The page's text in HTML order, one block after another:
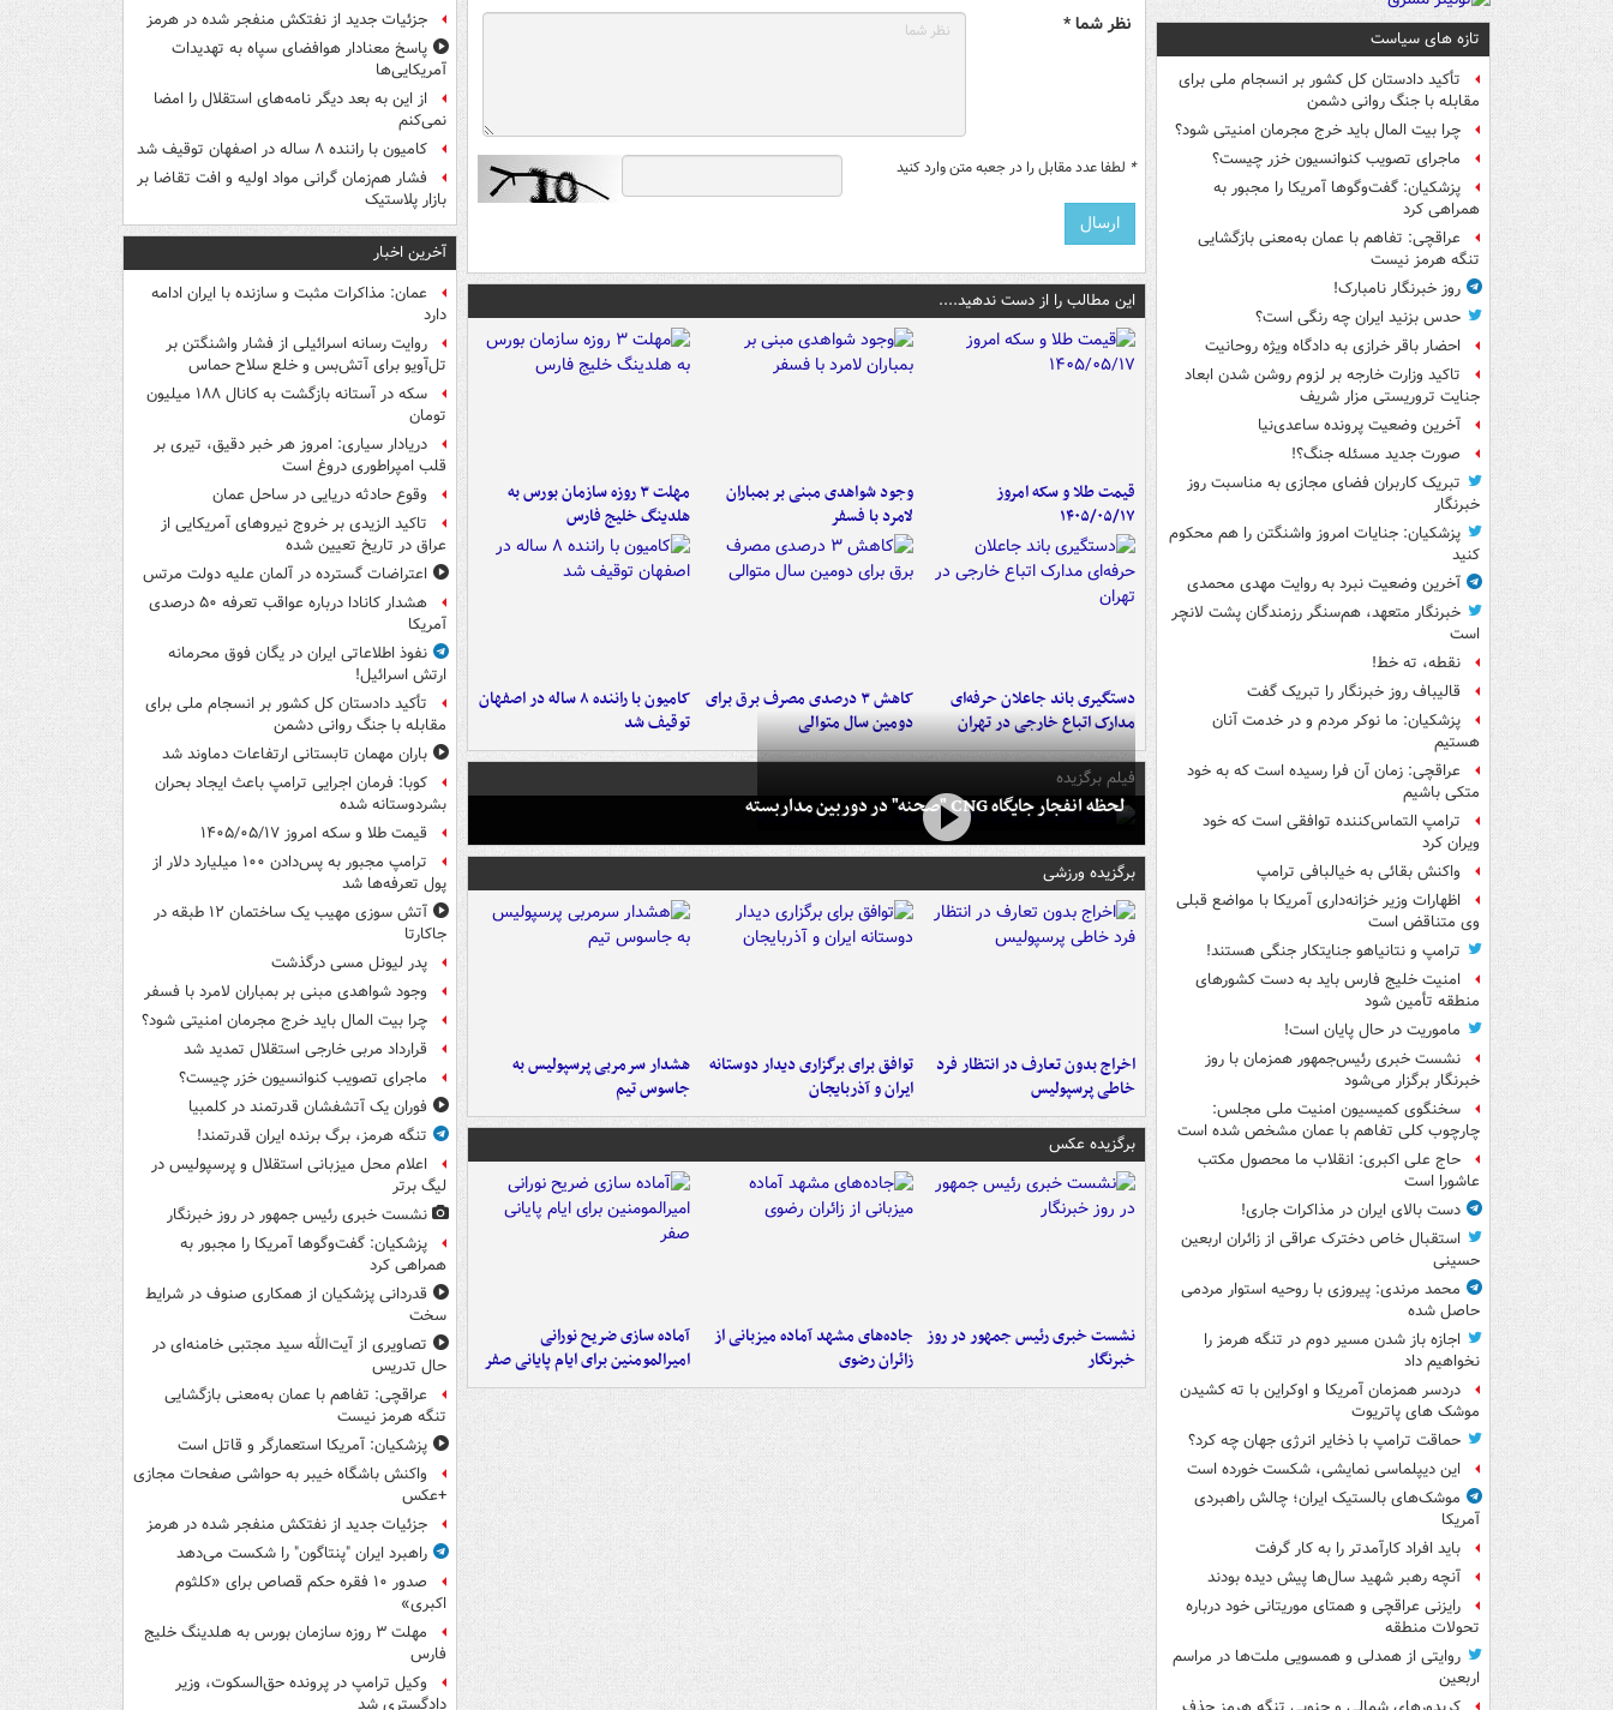
تازه های سیاست
تأکید دادستان کل کشور بر انسجام ملی برای
مقابله با جنگ روانی دشمن
چرا بیت المال باید خرج مجرمان امنیتی شود؟
ماجرای تصویب کنوانسیون خزر چیست؟
پزشکیان: گفت‌وگوها آمریکا را مجبور به
همراهی کرد
عراقچی: تفاهم با عمان به‌معنی بازگشایی
تنگه هرمز نیست
روز خبرنگار نامبارک!
حدس بزنید ایران چه رنگی است؟
احضار باقر خرازی به دادگاه ویژه روحانیت
تاکید وزارت خارجه بر لزوم روشن شدن ابعاد
جنایت تروریستی مزار شریف
آخرین وضعیت پرونده ساعدی‌نیا
صورت جدید مسئله جنگ؟!
تبریک کاربران فضای مجازی به مناسبت روز
خبرنگار
پزشکیان: جنایات امروز واشنگتن را هم محکوم
کنید
آخرین وضعیت نبرد به روایت مهدی محمدی
خبرنگار متعهد، هم‌سنگر رزمندگان پشت لانچر
است
نقطه، ته خط!
قالیباف روز خبرنگار را تبریک گفت
پزشکیان: ما نوکر مردم و در خدمت آنان
هستیم
عراقچی: زمان آن فرا رسیده است که به خود
متکی باشیم
ترامپ التماس‌کننده توافقی است که خود
ویران کرد
واکنش بقائی به خیالبافی ترامپ
اظهارات وزیر خزانه‌داری آمریکا با مواضع قبلی
وی متناقض است
ترامپ و نتانیاهو جنایتکار جنگی هستند!
امنیت خلیج فارس باید به دست کشورهای
منطقه تأمین شود
ماموریت در حال پایان است!
نشست خبری رئیس‌جمهور همزمان با روز
خبرنگار برگزار می‌شود
سخنگوی کمیسیون امنیت ملی مجلس:
چارچوب کلی تفاهم با عمان مشخص شده است
حاج علی اکبری: انقلاب ما محصول مکتب
عاشورا است
دست بالای ایران در مذاکرات جاری!
استقبال خاص دخترک عراقی از زائران اربعین
حسینی
محمد مرندی: پیروزی با روحیه استوار مردمی
حاصل شده
اجازه باز شدن مسیر دوم در تنگه هرمز را
نخواهیم داد
دردسر همزمان آمریکا و اوکراین با ته کشیدن
موشک های پاتریوت
حماقت ترامپ با ذخایر انرژی جهان چه کرد؟
این دیپلماسی نمایشی، شکست خورده است
موشک‌های بالستیک ایران؛ چالش راهبردی
آمریکا
باید افراد کارآمدتر را به کار گرفت
آنچه رهبر شهید سال‌ها پیش دیده بودند
رایزنی عراقچی و همتای موریتانی خود درباره
تحولات منطقه
روایتی از همدلی و همسویی ملت‌ها در مراسم
اربعین
نظر شما *
* لطفا عدد مقابل را در جعبه متن وارد کنید
این مطالب را از دست ندهید....
قیمت طلا و سکه امروز
۱۴۰۵/۰۵/۱۷
وجود شواهدی مبنی بر بمباران
لامرد با فسفر
مهلت ۳ روزه سازمان بورس به
هلدینگ خلیج فارس
دستگیری باند جاعلان حرفه‌ای
مدارک اتباع خارجی در تهران
کاهش ۳ درصدی مصرف برق برای
دومین سال متوالی
کامیون با راننده ۸ ساله در اصفهان
توقیف شد
فیلم برگزیده
لحظه انفجار جایگاه CNG "صحنه" در دوربین مداربسته
برگزیده ورزشی
اخراج بدون تعارف در انتظار فرد
خاطی پرسپولیس
توافق برای برگزاری دیدار دوستانه
ایران و آذربایجان
هشدار سرمربی پرسپولیس به
جاسوس تیم
برگزیده عکس
نشست خبری رئیس جمهور در روز
خبرنگار
جاده‌های مشهد آماده میزبانی از
زائران رضوی
آماده سازی ضریح نورانی
امیرالمومنین برای ایام پایانی صفر
جزئیات جدید از نفتکش منفجر شده در هرمز
پاسخ معنادار هوافضای سپاه به تهدیدات
آمریکایی‌ها
از این به بعد دیگر نامه‌های استقلال را امضا
نمی‌کنم
کامیون با راننده ۸ ساله در اصفهان توقیف شد
فشار هم‌زمان گرانی مواد اولیه و افت تقاضا بر
بازار پلاستیک
آخرین اخبار
عمان: مذاکرات مثبت و سازنده با ایران ادامه
دارد
روایت رسانه اسرائیلی از فشار واشنگتن بر
تل‌آویو برای آتش‌بس و خلع سلاح حماس
سکه در آستانه بازگشت به کانال ۱۸۸ میلیون
تومان
دریادار سیاری: امروز هر خبر دقیق، تیری بر
قلب امپراطوری دروغ است
وقوع حادثه دریایی در ساحل عمان
تاکید الزیدی بر خروج نیروهای آمریکایی از
عراق در تاریخ تعیین شده
اعتراضات گسترده در آلمان علیه دولت مرتس
هشدار کانادا درباره عواقب تعرفه ۵۰ درصدی
آمریکا
نفوذ اطلاعاتی ایران در یگان فوق محرمانه
ارتش اسرائیل!
تأکید دادستان کل کشور بر انسجام ملی برای
مقابله با جنگ روانی دشمن
باران مهمان تابستانی ارتفاعات دماوند شد
کوبا: فرمان اجرایی ترامپ باعث ایجاد بحران
بشردوستانه شده
قیمت طلا و سکه امروز ۱۴۰۵/۰۵/۱۷
ترامپ مجبور به پس‌دادن ۱۰۰ میلیارد دلار از
پول تعرفه‌ها شد
آتش سوزی مهیب یک ساختمان ۱۲ طبقه در
جاکارتا
پدر لیونل مسی درگذشت
وجود شواهدی مبنی بر بمباران لامرد با فسفر
چرا بیت المال باید خرج مجرمان امنیتی شود؟
قرارداد مربی خارجی استقلال تمدید شد
ماجرای تصویب کنوانسیون خزر چیست؟
فوران یک آتشفشان قدرتمند در کلمبیا
تنگه هرمز، برگ برنده ایران قدرتمند!
اعلام محل میزبانی استقلال و پرسپولیس در
لیگ برتر
نشست خبری رئیس جمهور در روز خبرنگار
پزشکیان: گفت‌وگوها آمریکا را مجبور به
همراهی کرد
قدردانی پزشکیان از همکاری صنوف در شرایط
سخت
تصاویری از آیت‌الله سید مجتبی خامنه‌ای در
حال تدریس
عراقچی: تفاهم با عمان به‌معنی بازگشایی
تنگه هرمز نیست
پزشکیان: آمریکا استعمارگر و قاتل است
واکنش باشگاه خیبر به حواشی صفحات مجازی
+عکس
جزئیات جدید از نفتکش منفجر شده در هرمز
راهبرد ایران "پنتاگون" را شکست می‌دهد
صدور ۱۰ فقره حکم قصاص برای «کلثوم
اکبری»
مهلت ۳ روزه سازمان بورس به هلدینگ خلیج
فارس
وکیل ترامپ در پرونده حق‌السکوت، وزیر
دادگستری شد